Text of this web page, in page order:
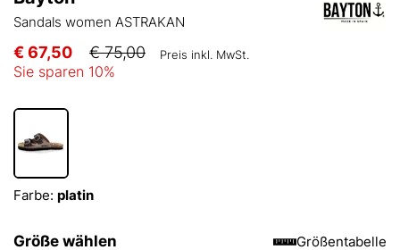
Sandals women ASTRAKAN
€ 67,50 € 75,00 Preis inkl. MwSt.
Sie sparen 10%
Farbe: platin
Größe wählen Größentabelle